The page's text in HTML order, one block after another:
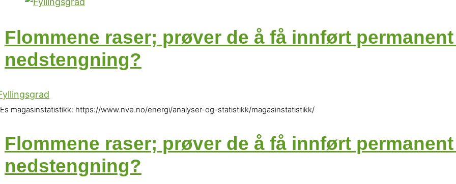
Flommene raser; prøver de å få innført
nedstengning?
magasinstatistikk: https://www.nve.no/energi/analyser-og-statistikk/magasinstatistikk/
Flommene raser; prøver de å få innført
nedstengning?